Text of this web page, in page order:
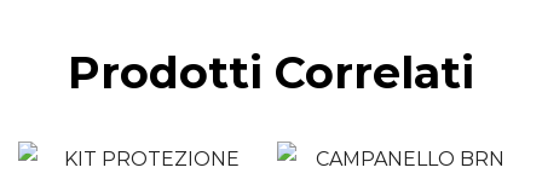
Prodotti Correlati